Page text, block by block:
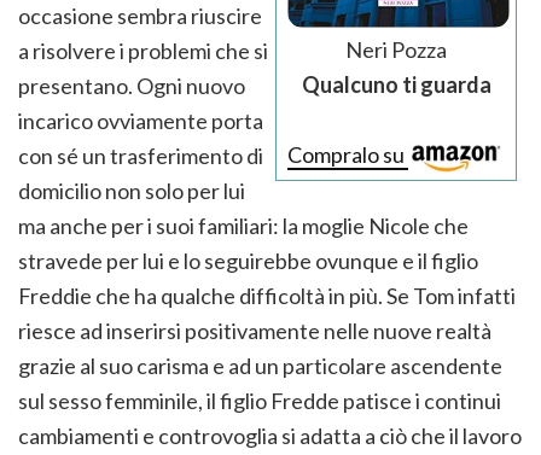
Neri Pozza
Qualcuno ti guarda
Compralo su
occasione sembra riuscire
a risolvere i problemi che si
presentano. Ogni nuovo
incarico ovviamente porta
con sé un trasferimento di
domicilio non solo per lui
ma anche per i suoi familiari: la moglie Nicole che
stravede per lui e lo seguirebbe ovunque e il figlio
Freddie che ha qualche difficoltà in più. Se Tom infatti
riesce ad inserirsi positivamente nelle nuove realtà
grazie al suo carisma e ad un particolare ascendente
sul sesso femminile, il figlio Fredde patisce i continui
cambiamenti e controvoglia si adatta a ciò che il lavoro